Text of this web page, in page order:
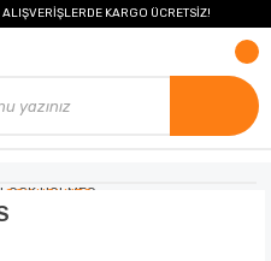
KARGO ÜCRETSİZ!